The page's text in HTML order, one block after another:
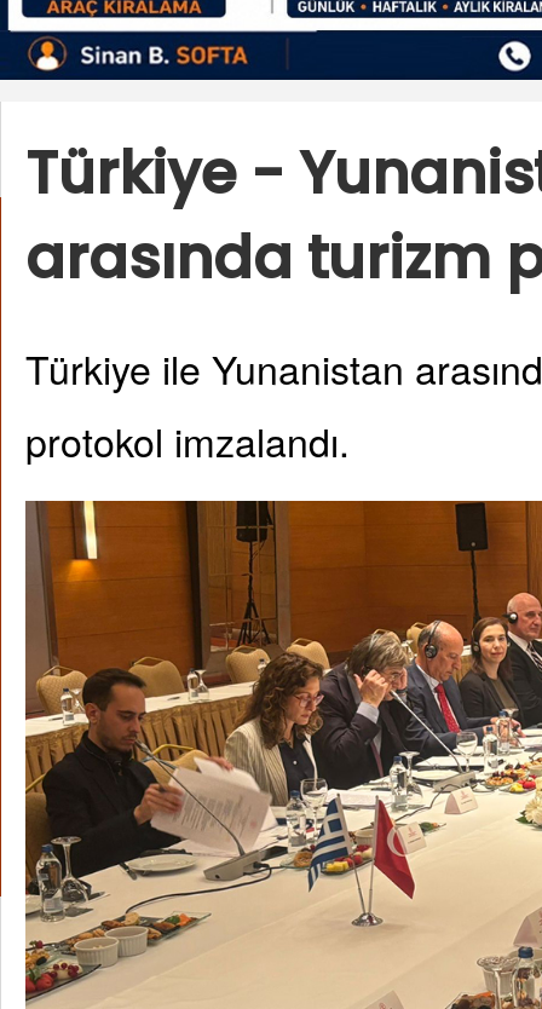
Türkiye -
arasında turizm
Türkiye ile Yunanistan
protokol imzalandı.